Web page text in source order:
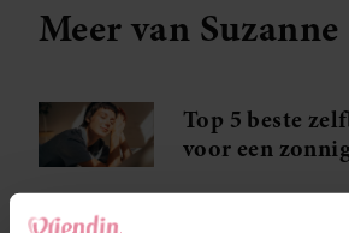
Meer van Suzanne
Top 5 beste
voor een